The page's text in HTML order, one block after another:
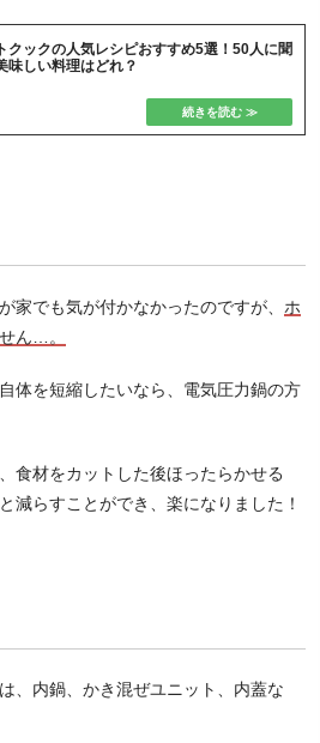
クックの人気レシピおすすめ5選！50人に聞
味しい料理はどれ？
家でも気が付かなかったのですが、 ホ
ん…。
体を短縮したいなら、電気圧力鍋の方
食材をカットした後ほったらかせる
減らすことができ、楽になりました！
、内鍋、かき混ぜユニット、内蓋な